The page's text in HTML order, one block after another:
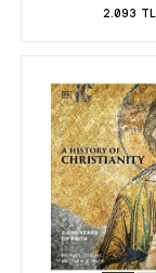
2.093 TL